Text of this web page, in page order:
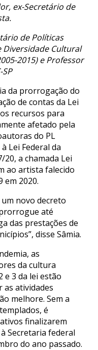
ex-Secretário de
de Políticas
Diversidade Cultural
2015) e Professor
da prorrogação do
de contas da Lei
recursos para
afetado pela
do PL
Lei Federal da
20, a chamada Lei
ao artista falecido
em 2020.
novo decreto
até
das prestações de
disse Sâmia.
as
da cultura
e 3 da lei estão
as atividades
melhore. Sem a
é
finalizarem
Secretaria federal
do ano passado.